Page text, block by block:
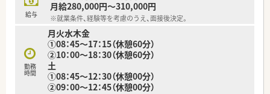
■富士薬品グループの方針により残業抑制が徹底されており、全
社平均の残業時間は月間6.6時間と非常に少ない水準です。
■残業代は1分単位で計算されて全額支給されるため、サービス
残業が発生することはなく、納得感を持って勤務いただけます。
■4週9休制を採用しており年間休日は117日に設定されている
ため、仕事とプライベートのメリハリをつけた生活が送れます。
給与
月給280,000円～310,000円
※就業条件、経験等を考慮のうえ、面接後決定。
勤務
時間
月火水木金
①08：45～17：15（休憩60分）
②10：00～18：30（休憩60分）
土
①08：45～12：30（休憩00分）
②09：00～12：45（休憩00分）